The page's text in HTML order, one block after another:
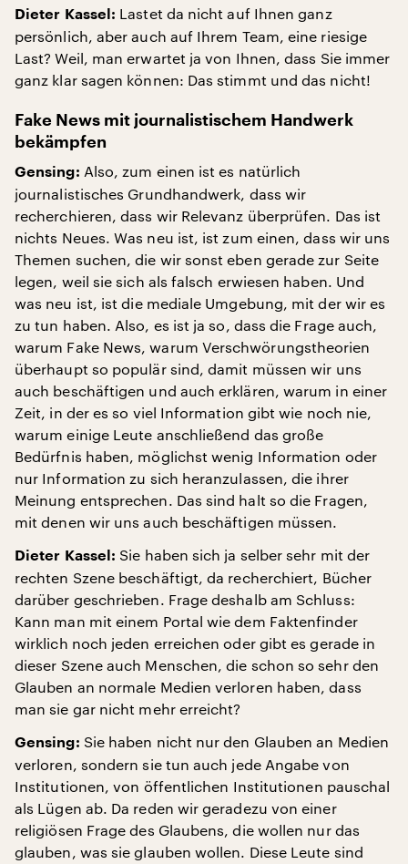
Dieter Kassel: Lastet da nicht auf Ihnen ganz
persönlich, aber auch auf Ihrem Team, eine riesige
Last? Weil, man erwartet ja von Ihnen, dass Sie immer
ganz klar sagen können: Das stimmt und das nicht!
Fake News mit journalistischem Handwerk
bekämpfen
Gensing: Also, zum einen ist es natürlich
journalistisches Grundhandwerk, dass wir
recherchieren, dass wir Relevanz überprüfen. Das ist
nichts Neues. Was neu ist, ist zum einen, dass wir uns
Themen suchen, die wir sonst eben gerade zur Seite
legen, weil sie sich als falsch erwiesen haben. Und
was neu ist, ist die mediale Umgebung, mit der wir es
zu tun haben. Also, es ist ja so, dass die Frage auch,
warum Fake News, warum Verschwörungstheorien
überhaupt so populär sind, damit müssen wir uns
auch beschäftigen und auch erklären, warum in einer
Zeit, in der es so viel Information gibt wie noch nie,
warum einige Leute anschließend das große
Bedürfnis haben, möglichst wenig Information oder
nur Information zu sich heranzulassen, die ihrer
Meinung entsprechen. Das sind halt so die Fragen,
mit denen wir uns auch beschäftigen müssen.
Dieter Kassel: Sie haben sich ja selber sehr mit der
rechten Szene beschäftigt, da recherchiert, Bücher
darüber geschrieben. Frage deshalb am Schluss:
Kann man mit einem Portal wie dem Faktenfinder
wirklich noch jeden erreichen oder gibt es gerade in
dieser Szene auch Menschen, die schon so sehr den
Glauben an normale Medien verloren haben, dass
man sie gar nicht mehr erreicht?
Gensing: Sie haben nicht nur den Glauben an Medien
verloren, sondern sie tun auch jede Angabe von
Institutionen, von öffentlichen Institutionen pauschal
als Lügen ab. Da reden wir geradezu von einer
religiösen Frage des Glaubens, die wollen nur das
glauben, was sie glauben wollen. Diese Leute sind